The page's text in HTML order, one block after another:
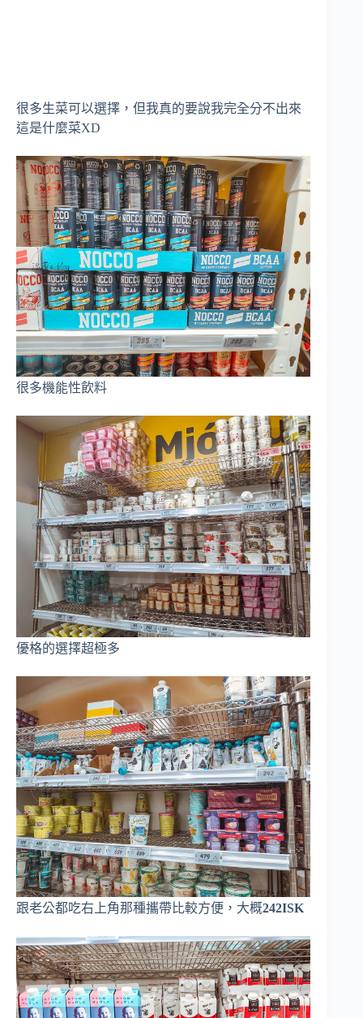
很多生菜可以選擇，但我真的要說我完全分不出來
這是什麼菜XD
很多機能性飲料
優格的選擇超極多
跟老公都吃右上角那種攜帶比較方便，大概242ISK